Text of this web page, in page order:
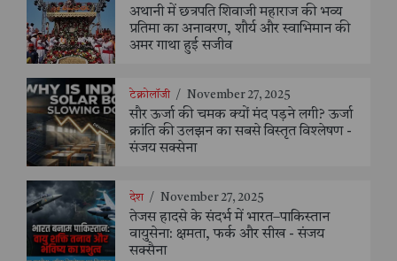
अथानी में छत्रपति शिवाजी महाराज की भव्य
प्रतिमा का अनावरण, शौर्य और स्वाभिमान की
अमर गाथा हुई सजीव
टेक्नोलॉजी / November 27, 2025
सौर ऊर्जा की चमक क्यों मंद पड़ने लगी? ऊर्जा
क्रांति की उलझन का सबसे विस्तृत विश्लेषण -
संजय सक्सेना
देश / November 27, 2025
तेजस हादसे के संदर्भ में भारत–पाकिस्तान
वायुसेना: क्षमता, फर्क और सीख - संजय
सक्सैना